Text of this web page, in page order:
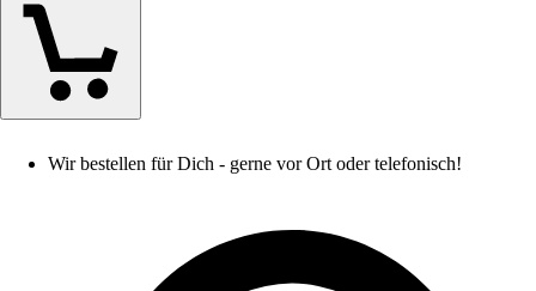
Wir bestellen für Dich - gerne vor Ort oder telefonisch!